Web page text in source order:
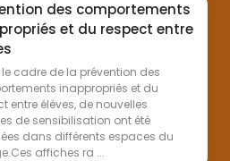
des comportements
et du respect entre
le cadre de la prévention des
inappropriés et du
entre élèves, de nouvelles
de sensibilisation ont été
dans différents espaces du
affiches ra ...